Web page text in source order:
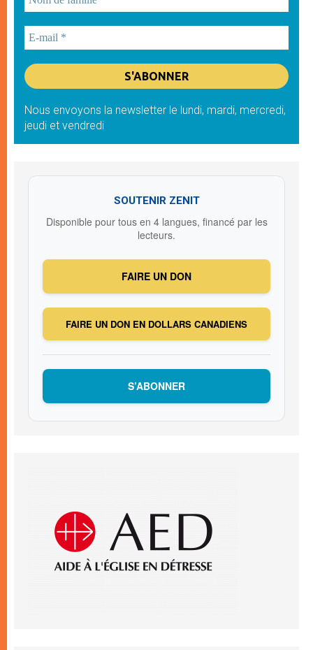
Nous envoyons la newsletter le lundi, mardi, mercredi,
jeudi et vendredi
SOUTENIR ZENIT
Disponible pour tous en 4 langues, financé par les
lecteurs.
FAIRE UN DON
FAIRE UN DON EN DOLLARS CANADIENS
S’ABONNER